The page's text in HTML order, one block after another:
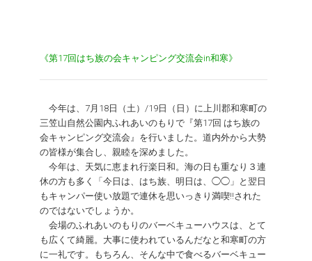
《第17回はち族の会キャンピング交流会in和寒》
今年は、7月18日（土）/19日（日）に上川郡和寒町の
三笠山自然公園内ふれあいのもりで『第17回 はち族の
会キャンピング交流会』を行いました。道内外から大勢
の皆様が集合し、親睦を深めました。
今年は、天気に恵まれ行楽日和。海の日も重なり３連
休の方も多く「今日は、はち族、明日は、◯◯」と翌日
もキャンパー使い放題で連休を思いっきり満喫!!された
のではないでしょうか。
会場のふれあいのもりのバーベキューハウスは、とて
も広くて綺麗。大事に使われているんだなと和寒町の方
に一礼です。もちろん、そんな中で食べるバーベキュー